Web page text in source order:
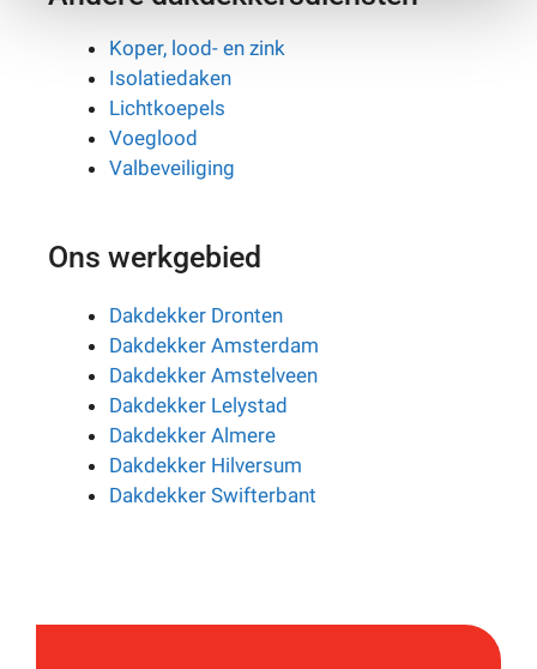
Koper, lood- en zink
Isolatiedaken
Lichtkoepels
Voeglood
Valbeveiliging
Ons werkgebied
Dakdekker Dronten
Dakdekker Amsterdam
Dakdekker Amstelveen
Dakdekker Lelystad
Dakdekker Almere
Dakdekker Hilversum
Dakdekker Swifterbant